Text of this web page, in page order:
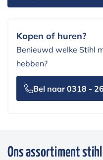
Kopen of huren?
Benieuwd welke Stihl
hebben?
Bel naar 0318 -
Ons assortiment stihl